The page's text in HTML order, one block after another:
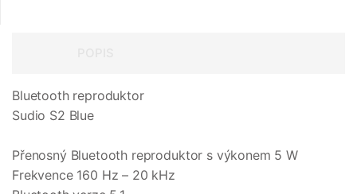
Bluetooth reproduktor
Sudio S2 Blue
Přenosný Bluetooth reproduktor s výkonem 5 W
Frekvence 160 Hz – 20 kHz